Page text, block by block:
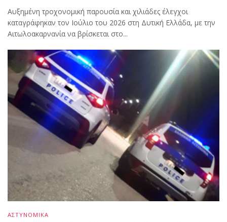
Αυξημένη τροχονομική παρουσία και χιλιάδες έλεγχοι
καταγράφηκαν τον Ιούλιο του 2026 στη Δυτική Ελλάδα, με την
Αιτωλοακαρνανία να βρίσκεται στο...
ΑΣΤΥΝΟΜΙΚΑ